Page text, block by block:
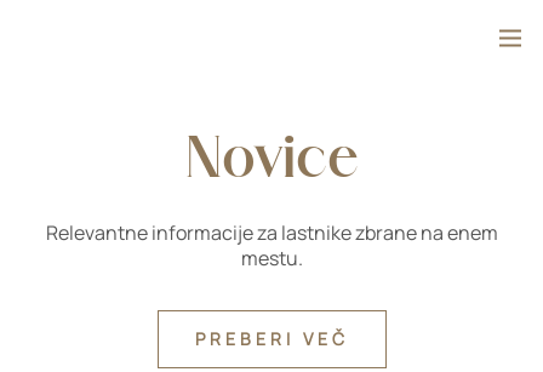
Išči
Novice
Relevantne informacije za lastnike zbrane na enem
mestu.
PREBERI VEČ